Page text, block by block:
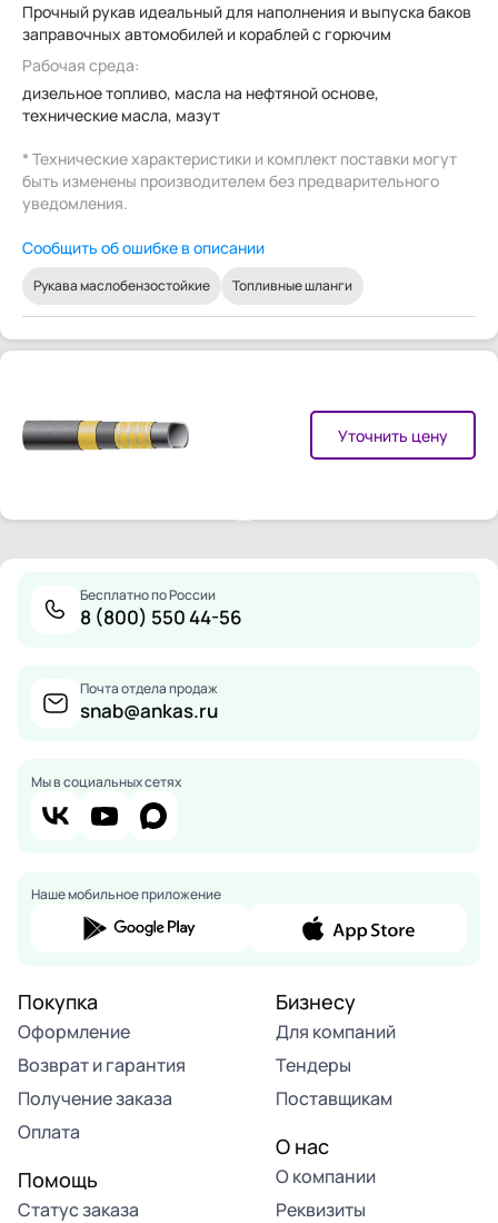
Прочный рукав идеальный для наполнения и выпуска баков
заправочных автомобилей и кораблей с горючим
Рабочая среда:
дизельное топливо, масла на нефтяной основе,
технические масла, мазут
* Технические характеристики и комплект поставки могут
быть изменены производителем без предварительного
уведомления.
Сообщить об ошибке в описании
Рукава маслобензостойкие Топливные шланги
Уточнить цену
Бесплатно по России
8 (800) 550 44-56
Почта отдела продаж
snab@ankas.ru
Мы в социальных сетях
Наше мобильное приложение
Покупка
Оформление
Возврат и гарантия
Получение заказа
Оплата
Помощь
Статус заказа
Бизнесу
Для компаний
Тендеры
Поставщикам
О нас
О компании
Реквизиты